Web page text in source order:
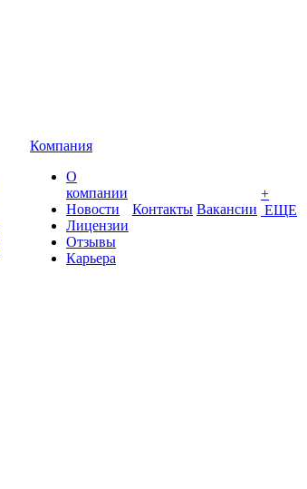
Компания
О
компании
Новости
Лицензии
Отзывы
Карьера
Контакты Вакансии
+
ЕЩЕ